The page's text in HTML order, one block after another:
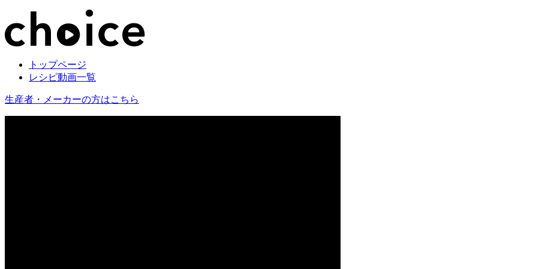
トップページ
レシピ動画一覧
生産者・メーカーの方はこちら